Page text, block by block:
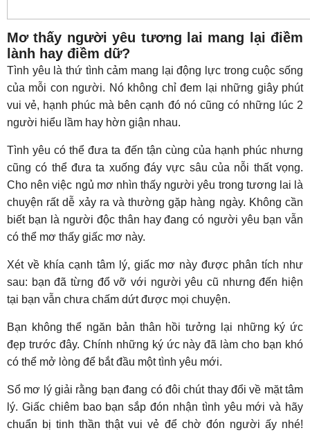
Mơ thấy người yêu tương lai mang lại điềm
lành hay điềm dữ?
Tình yêu là thứ tình cảm mang lại động lực trong cuộc sống
của mỗi con người. Nó không chỉ đem lại những giây phút
vui vẻ, hạnh phúc mà bên cạnh đó nó cũng có những lúc 2
người hiểu lầm hay hờn giận nhau.
Tình yêu có thể đưa ta đến tận cùng của hạnh phúc nhưng
cũng có thể đưa ta xuống đáy vực sâu của nỗi thất vọng.
Cho nên việc ngủ mơ nhìn thấy người yêu trong tương lai là
chuyện rất dễ xảy ra và thường gặp hàng ngày. Không cần
biết bạn là người độc thân hay đang có người yêu bạn vẫn
có thể mơ thấy giấc mơ này.
Xét về khía cạnh tâm lý, giấc mơ này được phân tích như
sau: bạn đã từng đổ vỡ với người yêu cũ nhưng đến hiện
tại bạn vẫn chưa chấm dứt được mọi chuyện.
Bạn không thể ngăn bản thân hồi tưởng lại những ký ức
đẹp trước đây. Chính những ký ức này đã làm cho bạn khó
có thể mở lòng để bắt đầu một tình yêu mới.
Sổ mơ lý giải rằng bạn đang có đôi chút thay đổi về mặt tâm
lý. Giấc chiêm bao bạn sắp đón nhận tình yêu mới và hãy
chuẩn bị tinh thần thật vui vẻ để chờ đón người ấy nhé!